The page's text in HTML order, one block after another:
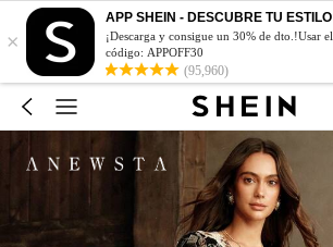
×
APP SHEIN - DESCUBRE TU ESTILO
¡Descarga y consigue un 30% de dto.!Usar el
código: APPOFF30
(95,960)